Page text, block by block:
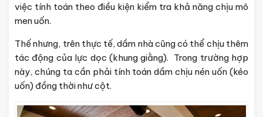
việc tính toán theo điều kiện kiểm tra khả năng chịu mô
men uốn.
Thế nhưng, trên thực tế, dầm nhà cũng có thể chịu thêm
tác động của lực dọc (khung giằng). Trong trường hợp
này, chúng ta cần phải tính toán dầm chịu nén uốn (kéo
uốn) đồng thời như cột.